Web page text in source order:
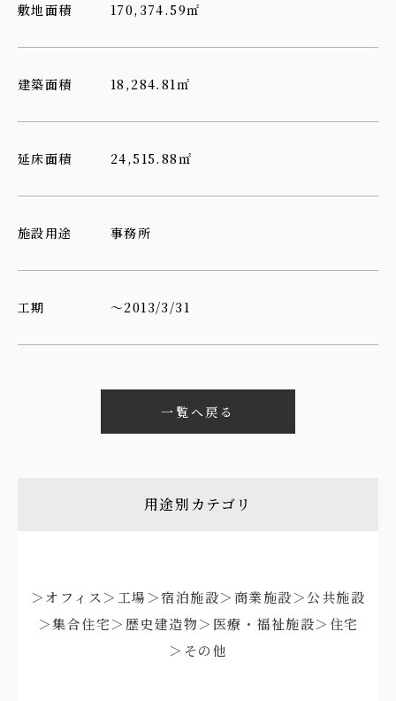
敷地面積 170,374.59㎡
建築面積 18,284.81㎡
延床面積 24,515.88㎡
施設用途 事務所
工期 ～2013/3/31
一覧へ戻る
用途別カテゴリ
＞オフィス ＞工場 ＞宿泊施設＞商業施設＞公共施設
＞集合住宅＞歴史建造物＞医療・福祉施設＞住宅
＞その他